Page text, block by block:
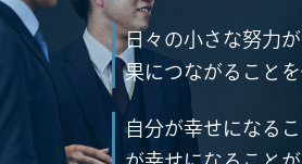
日々の小さな努力
果につながること
自分が幸せになる